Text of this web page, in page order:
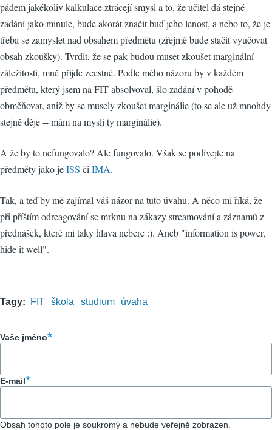
pádem jakékoliv kalkulace ztrácejí smysl a to, že učitel dá stejné
zadání jako minule, bude akorát značit buď jeho lenost, a nebo to, že je
třeba se zamyslet nad obsahem předmětu (zřejmě bude stačit vyučovat
obsah zkoušky). Tvrdit, že se pak budou muset zkoušet marginální
záležitosti, mně přijde zcestné. Podle mého názoru by v každém
předmětu, který jsem na FIT absolvoval, šlo zadání v pohodě
obměňovat, aniž by se musely zkoušet marginálie (to se ale už mnohdy
stejně děje -- mám na mysli ty marginálie).
A že by to nefungovalo? Ale fungovalo. Však se podívejte na
předměty jako jeISS či IMA.
Tak, a teď by mě zajímal váš názor na tuto úvahu. A něco mi říká, že
při příštím odreagování se mrknu na zákazy streamování a záznamů z
přednášek, které mi taky hlava nebere :). Aneb "information is power,
hide it well".
Tagy FIT škola studium úvaha
Vaše jméno
E-mail
Obsah tohoto pole je soukromý a nebude veřejně zobrazen.